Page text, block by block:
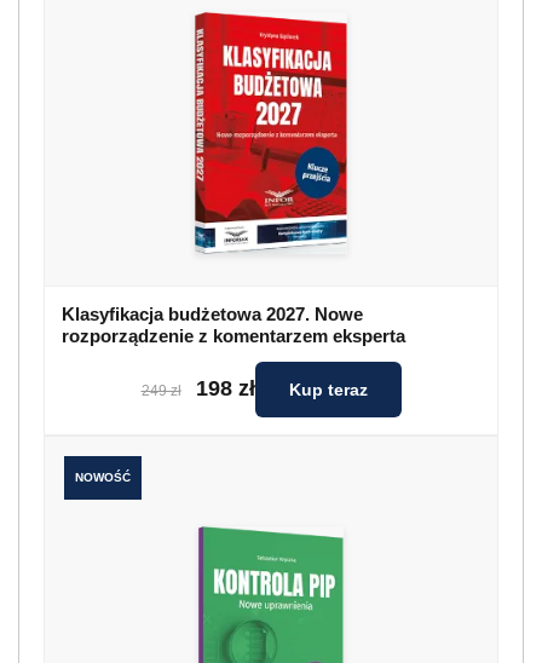
Klasyfikacja budżetowa 2027. Nowe
rozporządzenie z komentarzem eksperta
249 zł 198 zł Kup teraz
NOWOŚĆ